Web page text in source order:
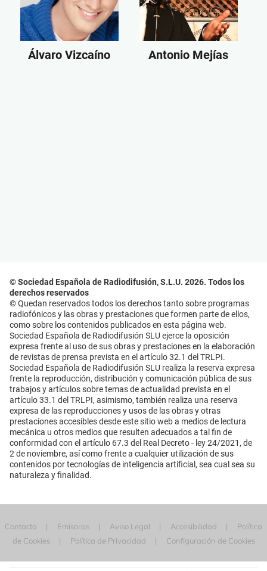
Álvaro Vizcaíno Antonio Mejías
© Sociedad Española de Radiodifusión, S.L.U. 2026. Todos los
derechos reservados
© Quedan reservados todos los derechos tanto sobre programas
radiofónicos y las obras y prestaciones que formen parte de ellos,
como sobre los contenidos publicados en esta página web.
Sociedad Española de Radiodifusión SLU ejerce la oposición
expresa frente al uso de sus obras y prestaciones en la elaboración
de revistas de prensa prevista en el artículo 32.1 del TRLPI.
Sociedad Española de Radiodifusión SLU realiza la reserva expresa
frente la reproducción, distribución y comunicación pública de sus
trabajos y artículos sobre temas de actualidad prevista en el
artículo 33.1 del TRLPI, asimismo, también realiza una reserva
expresa de las reproducciones y usos de las obras y otras
prestaciones accesibles desde este sitio web a medios de lectura
mecánica u otros medios que resulten adecuados a tal fin de
conformidad con el artículo 67.3 del Real Decreto - ley 24/2021, de
2 de noviembre, así como frente a cualquier utilización de sus
contenidos por tecnologías de inteligencia artificial, sea cual sea su
naturaleza y finalidad.
Contacta Emisoras Aviso Legal Accesibilidad
Política
de Cookies
Política de Privacidad Configuración de Cookies